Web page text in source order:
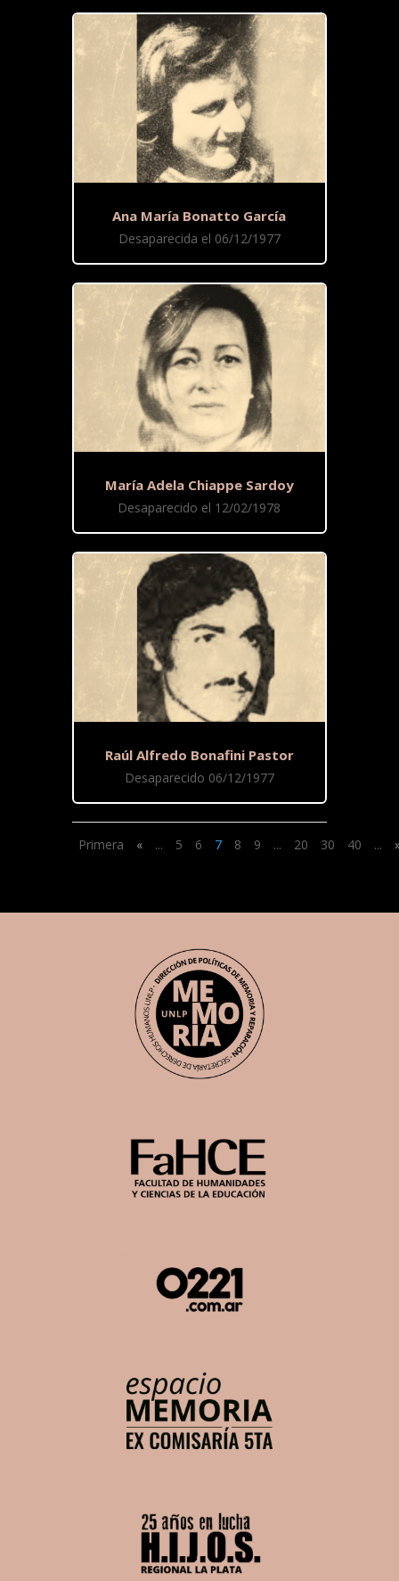
Ana María Bonatto García
Desaparecida el 06/12/1977
María Adela Chiappe Sardoy
Desaparecido el 12/02/1978
Raúl Alfredo Bonafini Pastor
Desaparecido 06/12/1977
Primera « ... 5 6 7 8 9 ... 20 30 40 ...